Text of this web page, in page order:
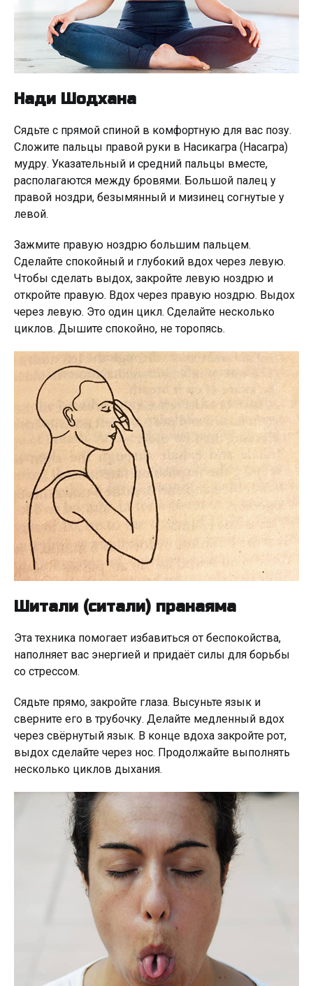
Нади Шодхана
Сядьте с прямой спиной в комфортную для вас позу.
Сложите пальцы правой руки в Насикагра (Насагра)
мудру. Указательный и средний пальцы вместе,
располагаются между бровями. Большой палец у
правой ноздри, безымянный и мизинец согнутые у
левой.
Зажмите правую ноздрю большим пальцем.
Сделайте спокойный и глубокий вдох через левую.
Чтобы сделать выдох, закройте левую ноздрю и
откройте правую. Вдох через правую ноздрю. Выдох
через левую. Это один цикл. Сделайте несколько
циклов. Дышите спокойно, не торопясь.
Шитали (ситали) пранаяма
Эта техника помогает избавиться от беспокойства,
наполняет вас энергией и придаёт силы для борьбы
со стрессом.
Сядьте прямо, закройте глаза. Высуньте язык и
сверните его в трубочку. Делайте медленный вдох
через свёрнутый язык. В конце вдоха закройте рот,
выдох сделайте через нос. Продолжайте выполнять
несколько циклов дыхания.